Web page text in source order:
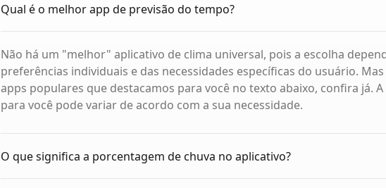
Qual é o melhor app de previsão do tempo?
Não há um "melhor" aplicativo de clima universal, pois a escolha
preferências individuais e das necessidades específicas do usuário.
apps populares que destacamos para você no texto abaixo, confira já.
para você pode variar de acordo com a sua necessidade.
O que significa a porcentagem de chuva no aplicativo?